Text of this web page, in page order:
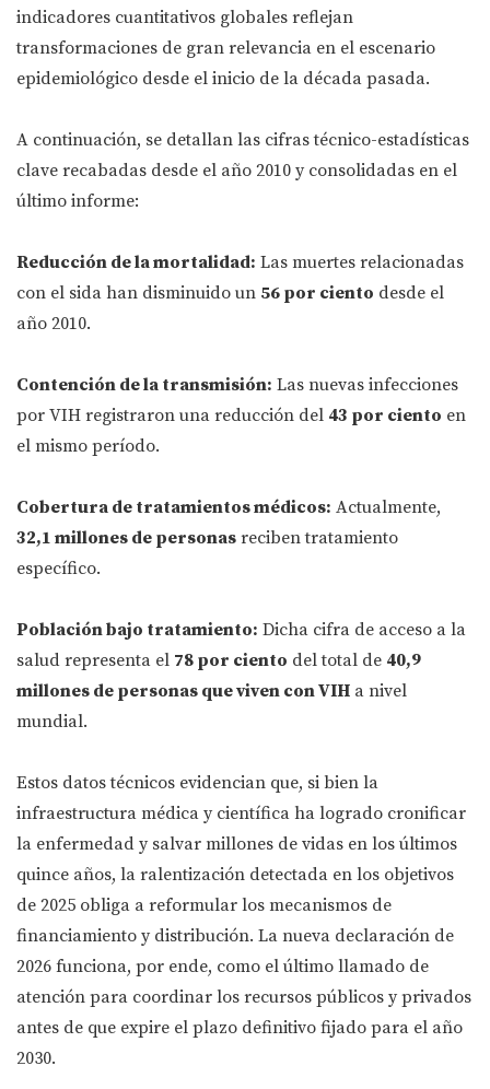
indicadores cuantitativos globales reflejan
transformaciones de gran relevancia en el escenario
epidemiológico desde el inicio de la década pasada.
A continuación, se detallan las cifras técnico-estadísticas
clave recabadas desde el año 2010 y consolidadas en el
último informe:
Reducción de la mortalidad: Las muertes relacionadas
con el sida han disminuido un 56 por ciento desde el
año 2010.
Contención de la transmisión: Las nuevas infecciones
por VIH registraron una reducción del 43 por ciento en
el mismo período.
Cobertura de tratamientos médicos: Actualmente,
32,1 millones de personas reciben tratamiento
específico.
Población bajo tratamiento: Dicha cifra de acceso a la
salud representa el 78 por ciento del total de 40,9
millones de personas que viven con VIH a nivel
mundial.
Estos datos técnicos evidencian que, si bien la
infraestructura médica y científica ha logrado cronificar
la enfermedad y salvar millones de vidas en los últimos
quince años, la ralentización detectada en los objetivos
de 2025 obliga a reformular los mecanismos de
financiamiento y distribución. La nueva declaración de
2026 funciona, por ende, como el último llamado de
atención para coordinar los recursos públicos y privados
antes de que expire el plazo definitivo fijado para el año
2030.